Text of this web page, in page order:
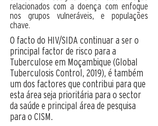
relacionados com a doença com enfoque
nos grupos vulneráveis, e populações
chave.
O facto do HIV/SIDA continuar a ser o
principal factor de risco para a
Tuberculose em Moçambique (Global
Tuberculosis Control, 2019), é também
um dos factores que contribui para que
esta área seja prioritária para o sector
da saúde e principal área de pesquisa
para o CISM.​